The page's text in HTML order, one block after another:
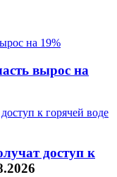
вырос на
доступ к